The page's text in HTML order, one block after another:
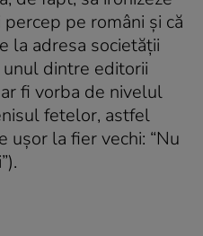
pe români și că
la adresa societății
unul dintre editorii
fi vorba de nivelul
fetelor, astfel
la fier vechi: “Nu